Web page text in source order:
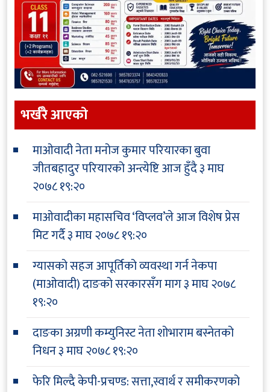
भर्खरै आएकाे
माओवादी नेता मनोज कुमार परियारका बुवा
जीतबहादुर परियारको अन्त्येष्टि आज हुँदै३ माघ
२०७८ १९:२०
माओवादीका महासचिव ‘विप्लव’ले आज विशेष प्रेस
मिट गर्दै३ माघ २०७८ १९:२०
ग्यासको सहज आपूर्तिको व्यवस्था गर्न नेकपा
(माओवादी) दाङको सरकारसँग माग३ माघ २०७८
१९:२०
दाङका अग्रणी कम्युनिस्ट नेता शोभाराम बस्नेतको
निधन३ माघ २०७८ १९:२०
फेरि मिल्दै केपी-प्रचण्ड: सत्ता,स्वार्थ र समीकरणको